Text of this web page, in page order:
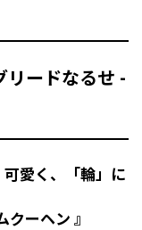
ードなるせ -
愛く、「輪」に
ーヘン 』